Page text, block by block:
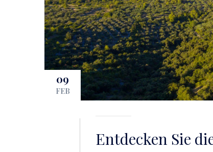
09
FEB
Entdecken Sie